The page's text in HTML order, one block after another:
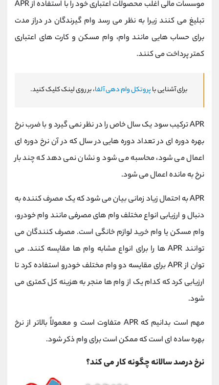
موسسات مالی اغلب محصولات اعتباری خود را با استفاده از APR
تبلیغ می کنند زیرا به نظر می رسد وام گیرندگان در دراز مدت
برای حساب هایی مانند وام، وام مسکن و کارت های اعتباری
کمتر پرداخت می کنند.
برای آشنایی باپروتکل وام دهی آلفا، بر روی لینک کلیک کنید.
APR ترکیب سود یک سال خاص را در نظر نمی گیرد و با ضرب نرخ
بهره دوره ای در تعداد دوره هایی در سال که در آن نرخ دوره ای
اعمال می شود، محاسبه می شود و نشان نمی دهد که چند بار
نرخ به مانده اعمال می شود.
APR به احتمال زیاد زمانی بیان می شود که یک مصرف کننده به
دنبال و ارزیابی انواع مختلف وام های مصرفی مانند وام خودرو،
وام مسکن یا وام خرید لوازم خانگی است. مصرف کنندگان می
توانند APR ها را برای انواع مشابه وام ها مقایسه کنند. می
توان از APR برای مقایسه دو وام مختلف خودرو استفاده کرد تا
ارزیابی کرد که کدام یک از وام ها منجر به هزینه کل کمتری می
شود.
مهم است بدانیم که APR متفاوت است و معمولاً بالاتر از نرخ
بهره ساده ای است که ممکن است برای وام ذکر شود.
نرخ درصد سالانه چگونه کار می کند؟